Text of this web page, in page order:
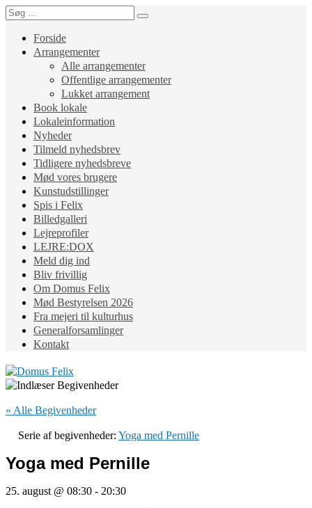
Forside
Arrangementer
Alle arrangementer
Offentlige arrangementer
Lukket arrangement
Book lokale
Lokaleinformation
Nyheder
Tilmeld nyhedsbrev
Tidligere nyhedsbreve
Mød vores brugere
Kunstudstillinger
Spis i Felix
Billedgalleri
Lejreprofiler
LEJRE:DOX
Meld dig ind
Bliv frivillig
Om Domus Felix
Mød Bestyrelsen 2026
Fra mejeri til kulturhus
Generalforsamlinger
Kontakt
« Alle Begivenheder
Serie af begivenheder: Yoga med Pernille
Yoga med Pernille
25. august @ 08:30 - 20:30